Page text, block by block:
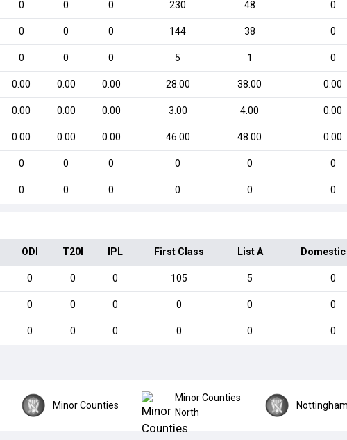
0 0 0 230 48 0
0 0 0 144 38 0
0 0 0 5 1 0
0.00 0.00 0.00 28.00 38.00 0.00
0.00 0.00 0.00 3.00 4.00 0.00
0.00 0.00 0.00 46.00 48.00 0.00
0 0 0 0 0 0
0 0 0 0 0 0
ODI T20I IPL First Class List A
0 0 0 105 5 0
0 0 0 0 0 0
0 0 0 0 0 0
Minor Counties
Minor Counties
North